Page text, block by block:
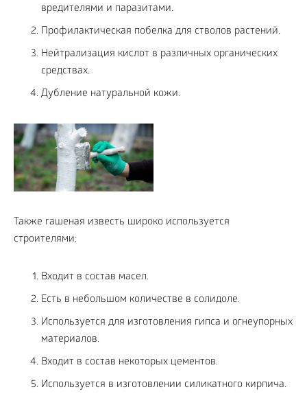
вредителями и паразитами.
Профилактическая побелка для стволов растений.
Нейтрализация кислот в различных органических
средствах.
Дубление натуральной кожи.
Также гашеная известь широко используется
строителями:
Входит в состав масел.
Есть в небольшом количестве в солидоле.
Используется для изготовления гипса и огнеупорных
материалов.
Входит в состав некоторых цементов.
Используется в изготовлении силикатного кирпича.